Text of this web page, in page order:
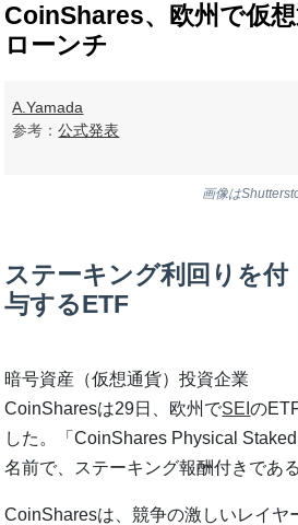
CoinShares、欧州で仮
ローンチ
A.Yamada
参考：公式発表
画像は
ステーキング利回りを付
与するETF
暗号資産（仮想通貨）投資企業
CoinSharesは29日、欧州でSEIの
した。「CoinShares Physical
名前で、ステーキング報酬付きである
CoinSharesは、競争の激しいレイヤ